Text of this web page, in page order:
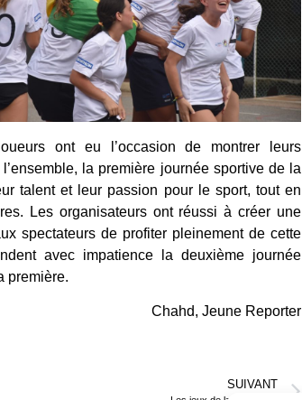
ont eu l’occasion de montrer leurs
la première journée sportive de la
talent et leur passion pour le sport, tout en
Les organisateurs ont réussi à créer une
spectateurs de profiter pleinement de cette
avec impatience la deuxième journée
première.
Chahd, Jeune Reporter
SUIVANT